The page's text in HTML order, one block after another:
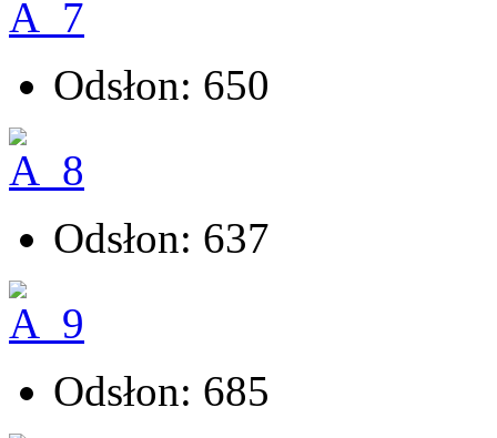
Odsłon: 650
Odsłon: 637
Odsłon: 685